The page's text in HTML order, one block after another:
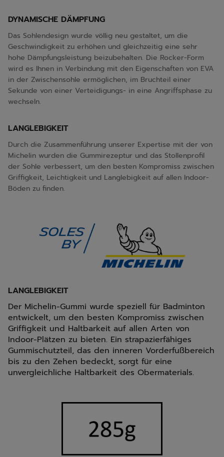
DYNAMISCHE DÄMPFUNG
Das Sohlendesign wurde völlig neu gestaltet, um die
Geschwindigkeit zu erhöhen und gleichzeitig eine sehr
hohe Dämpfungsleistung beizubehalten. Die Rocker-Form
wird es Ihnen in Verbindung mit den Eigenschaften von EVA
in der Zwischensohle ermöglichen, im Bruchteil einer
Sekunde von einer Verteidigungs- in eine Angriffsphase zu
wechseln.
LANGLEBIGKEIT
Durch die Zusammenführung unserer Expertise mit der von
Michelin wurden die Gummirezeptur und das Stollenprofil
der Sohle verbessert, um den besten Kompromiss zwischen
Griffigkeit, Leichtigkeit und Langlebigkeit auf allen Indoor-
Böden zu finden.
LANGLEBIGKEIT
Der Michelin-Gummi wurde speziell für Badminton
entwickelt, um den besten Kompromiss zwischen
Griffigkeit und Haltbarkeit auf allen Arten von
Indoor-Plätzen zu bieten. Ein strapazierfähiges
Gummischutzteil, das den inneren Vorderfußbereich
bis zu den Zehen bedeckt, sorgt für eine
unvergleichliche Haltbarkeit des Obermaterials.